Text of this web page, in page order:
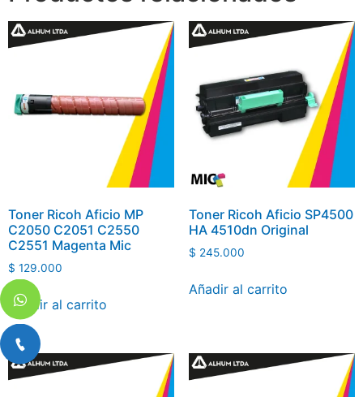
Toner Ricoh Aficio MP
C2050 C2051 C2550
C2551 Magenta Mic
$ 129.000
Añadir al carrito
Toner Ricoh Aficio SP4500
HA 4510dn Original
$ 245.000
Añadir al carrito